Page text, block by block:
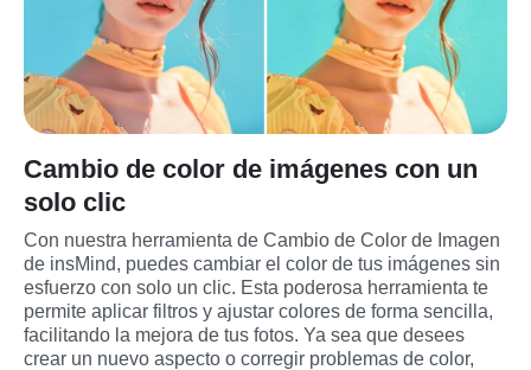
Cambio de color de imágenes con un
solo clic
Con nuestra herramienta de Cambio de Color de Imagen
de insMind, puedes cambiar el color de tus imágenes sin
esfuerzo con solo un clic. Esta poderosa herramienta te
permite aplicar filtros y ajustar colores de forma sencilla,
facilitando la mejora de tus fotos. Ya sea que desees
crear un nuevo aspecto o corregir problemas de color,